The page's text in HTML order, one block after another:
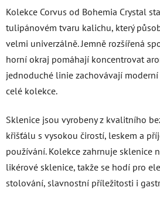
Kolekce Corvus od Bohemia Crystal
tulipánovém tvaru kalichu, který
velmi univerzálně. Jemně rozšířená
horní okraj pomáhají koncentrovat
jednoduché linie zachovávají
celé kolekce.
Sklenice jsou vyrobeny z kvalitního
křišťálu s vysokou čirostí, leskem a
používání. Kolekce zahrnuje sklenice
likérové sklenice, takže se hodí pro
stolování, slavnostní příležitosti i